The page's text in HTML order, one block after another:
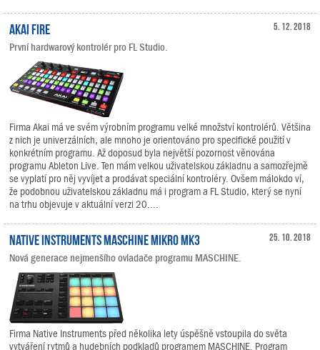
5. 12. 2018
Akai Fire
První hardwarový kontrolér pro FL Studio.
Firma Akai má ve svém výrobním programu velké množství kontrolérů. Většina
z nich je univerzálních, ale mnoho je orientováno pro specifické použití v
konkrétním programu. Až doposud byla největší pozornost věnována
programu Ableton Live. Ten mám velkou uživatelskou základnu a samozřejmě
se vyplatí pro něj vyvíjet a prodávat speciální kontroléry. Ovšem málokdo ví,
že podobnou uživatelskou základnu má i program a FL Studio, který se nyní
na trhu objevuje v aktuální verzi 20....
25. 10. 2018
Native Instruments MASCHINE MIKRO MK3
Nová generace nejmenšího ovladače programu MASCHINE.
Firma Native Instruments před několika lety úspěšně vstoupila do světa
vytváření rytmů a hudebních podkladů programem MASCHINE. Program